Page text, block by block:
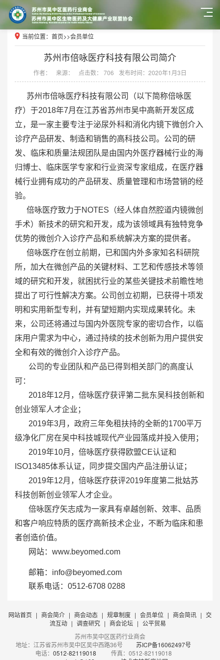
当前位置： 首页>>会员单位
苏州市倍咏医疗科技有限公司简介
作者： 来源： 点击数： 706 发布时间：2020年1月3日
苏州市倍咏医疗科技有限公司（以下简称倍咏医
疗）于2018年7月在江苏省苏州市吴中高新开发区成
立，是一家主要专注于泌尿外科和消化内镜下微创介入
诊疗产品研发、制造和销售的高科技公司。公司的研
发、临床和质量法规团队是由国内外医疗器械行业的海
归博士、临床医学专家和行业资深专家组成，在医疗器
械行业拥有成功的产品研发、质量管理和市场营销的经
验。
倍咏医疗致力于NOTES（经人体自然腔道内镜微创
手术）新技术的研究和开发，成为该领域具有独特竞争
优势的微创介入诊疗产品和系统解决方案的提供者。
倍咏医疗在创立前期，已和国内外多家知名科研院
所，加大在微创产品的关键材料、工艺和传感技术等领
域的研究和开发，就困扰行业的某些关键技术前瞻性地
提出了可行性解决方案。公司创立初期，已获得十项发
明和实用新型专利，并有望短期内实现成果转化。未
来，公司还将通过与国内外医院专家的密切合作，以临
床用户需求为中心，通过持续的技术创新为用户提供安
全和有效的微创介入诊疗产品。
公司的专业团队和产品已得到相关部门的高度认
可：
2018年12月，倍咏医疗获评第二批东吴科技创新和
创业领军人才企业；
2019年3月，政府三年免租扶持的全新的1700平万
级净化厂房在吴中科技城现代产业园落成并投入使用；
2019年10月，倍咏医疗获得欧盟CE认证和
ISO13485体系认证，同步提交国内产品注册认证；
2019年12月，倍咏医疗获评2019年度第二批姑苏
科技创新创业领军人才企业。
倍咏医疗矢志成为一家具有卓越创新、效率、品质
和客户响应特质的医疗高新技术企业，不断为临床和患
者创造价值。
网站：www.beyomed.com
邮箱：info@beyomed.com
联系电话：0512-6708 0288
网站首页 | 商会简介 | 商会动态 | 规章制度 | 会员单位 | 商会简讯 | 交
流互动 | 调查研究 | 商会论坛 | 公平贸易
苏州市吴中区医药行业商会
地址：江苏省苏州市吴中区吴中西路36号
苏ICP备16062497号
电话： 0512-82119018 传真：0512-82119018